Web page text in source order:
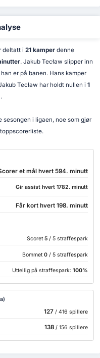
deltatt i 21 kamperdenne
. Jakub Tecław slipper inn
er på banen. Hans kamper
Tecław har holdt nullen i 1
i ligaen, noe som gjør
et mål hvert 594. minutt
Gir assist hvert 1782. minutt
Får kort hvert 198. minutt
Scoret 5 / 5 straffespark
Bommet 0 / 5 straffespark
Uttellig på straffespark: 100%
127/ 416 spillere
138/ 156 spillere